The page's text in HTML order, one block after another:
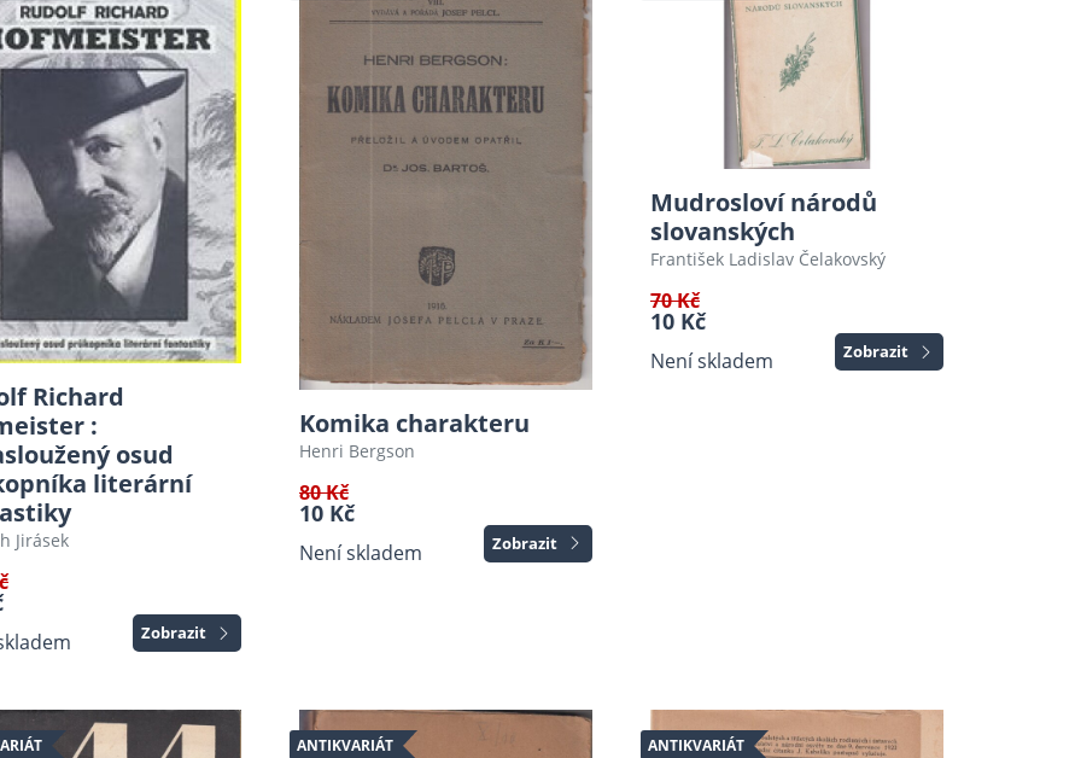
Richard
:
osud
literární
Jirásek
Zobrazit
Komika charakteru
Henri Bergson
80 Kč
10 Kč
Není skladem Zobrazit
Mudrosloví národů
slovanských
František Ladislav Čelakovský
70 Kč
10 Kč
Není skladem Zobrazit
ANTIKVARIÁT ANTIKVARIÁT